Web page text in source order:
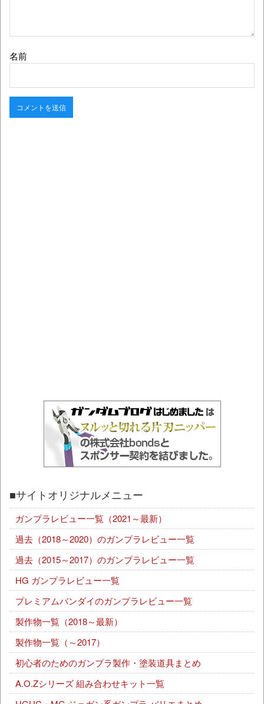
名前
■サイトオリジナルメニュー
ガンプラレビュー一覧（2021～最新）
過去（2018～2020）のガンプラレビュー一覧
過去（2015～2017）のガンプラレビュー一覧
HG ガンプラレビュー一覧
プレミアムバンダイのガンプラレビュー一覧
製作物一覧（2018～最新）
製作物一覧（～2017）
初心者のためのガンプラ製作・塗装道具まとめ
A.O.Zシリーズ 組み合わせキット一覧